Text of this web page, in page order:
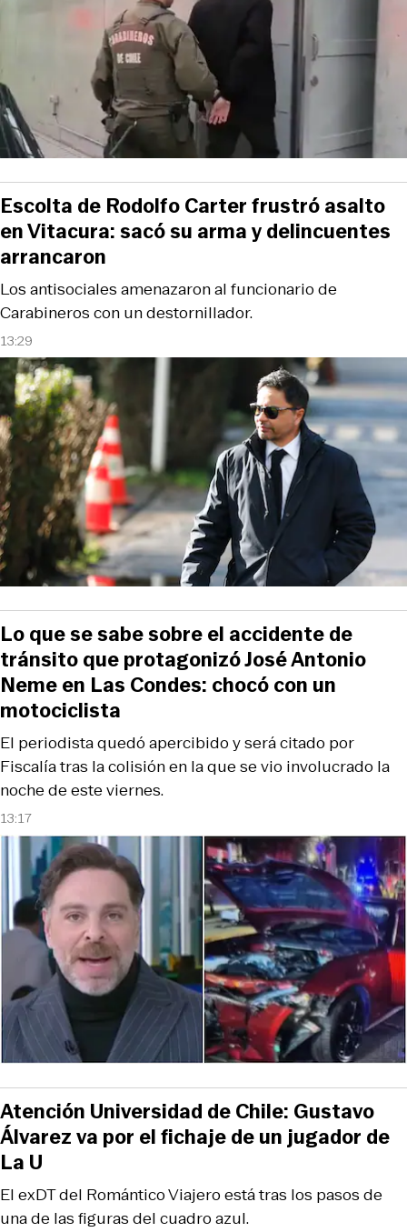
13:29
Los antisociales amenazaron al funcionario de
Carabineros con un destornillador.
Escolta de Rodolfo Carter frustró asalto
en Vitacura: sacó su arma y delincuentes
arrancaron
13:17
El periodista quedó apercibido y será citado por
Fiscalía tras la colisión en la que se vio involucrado la
noche de este viernes.
Lo que se sabe sobre el accidente de
tránsito que protagonizó José Antonio
Neme en Las Condes: chocó con un
motociclista
El exDT del Romántico Viajero está tras los pasos de
una de las figuras del cuadro azul.
Atención Universidad de Chile: Gustavo
Álvarez va por el fichaje de un jugador de
La U